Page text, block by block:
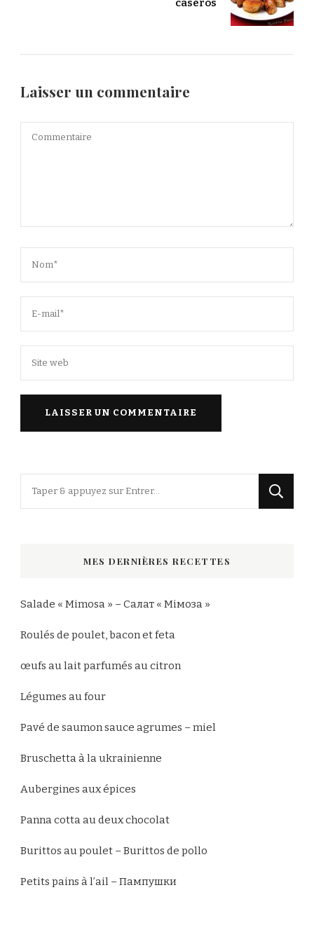
caseros
Laisser un commentaire
MES DERNIÈRES RECETTES
Salade « Mimosa » – Салат « Мімоза »
Roulés de poulet, bacon et feta
œufs au lait parfumés au citron
Légumes au four
Pavé de saumon sauce agrumes – miel
Bruschetta à la ukrainienne
Aubergines aux épices
Panna cotta au deux chocolat
Burittos au poulet – Burittos de pollo
Petits pains à l’ail – Пампушки